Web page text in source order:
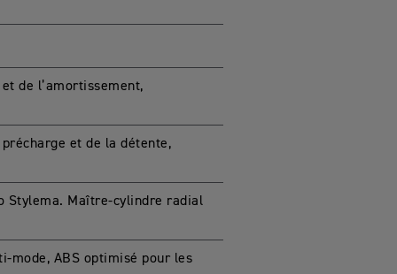
de l’amortissement,
et de la détente,
Stylema. Maître-cylindre radial
mode, ABS optimisé pour les